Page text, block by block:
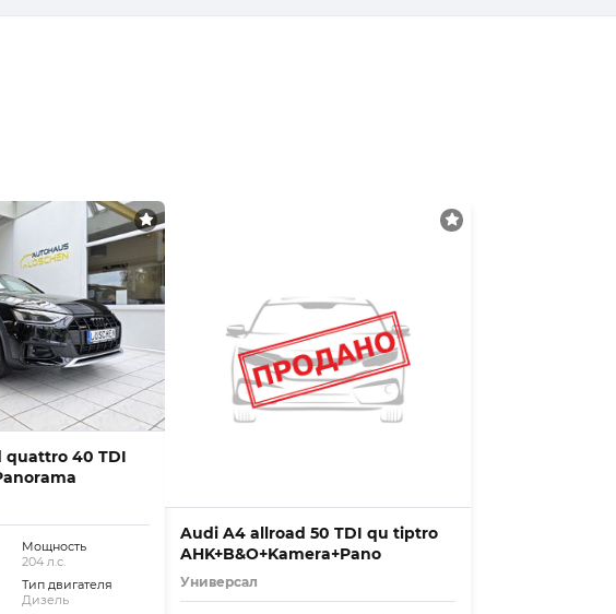
quattro 40 TDI
Мощность
204 л.с.
Тип двигателя
Дизель
Audi A4 allroad 50 TDI qu tiptro
AHK+B&O+Kamera+Pano
Универсал